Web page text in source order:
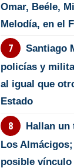
Omar, Beéle,
Melodía, en el
Santiago
policías y
al igual que
Estado
Hallan un
Los
posible